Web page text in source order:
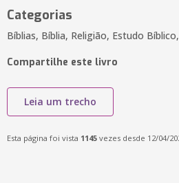
Categorias
Bíblias, Bíblia, Religião, Estudo
Compartilhe este livro
Leia um trecho
Esta página foi vista 1145 vezes desde 12/04/